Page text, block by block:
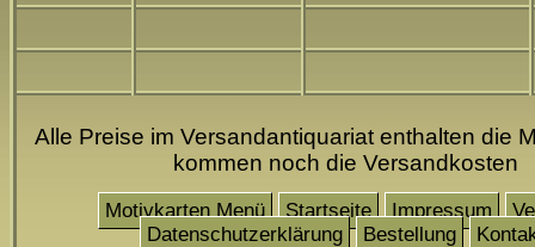
Alle Preise im Versandantiquariat enthalten die
kommen noch die Versandkosten
Motivkarten Menü Startseite Impressum
Datenschutzerklärung
Bestellung